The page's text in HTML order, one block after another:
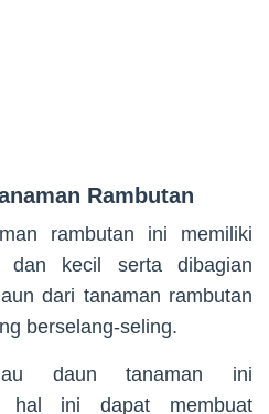
Rambutan
rambutan ini memiliki
dan kecil serta dibagian
dari tanaman rambutan
berselang-seling.
daun tanaman ini
hal ini dapat membuat